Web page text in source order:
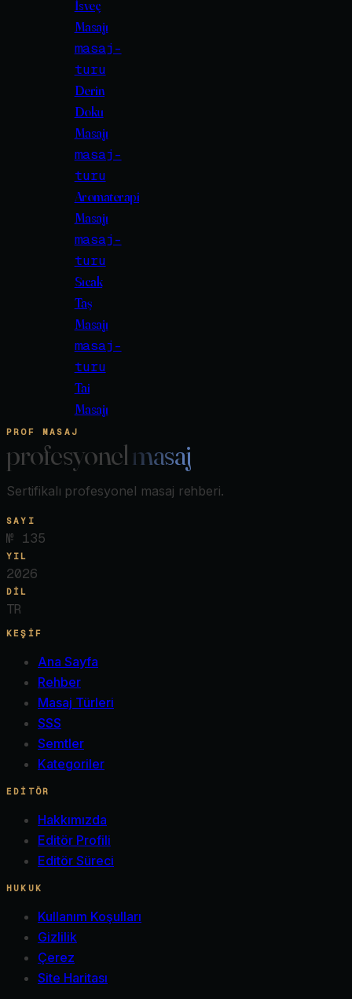
İsveç
Masajı
masaj-
turu
Derin
Doku
Masajı
masaj-
turu
Aromaterapi
Masajı
masaj-
turu
Sıcak
Taş
Masajı
masaj-
turu
Tai
Masajı
PROF MASAJ
profesyonelmasaj
Sertifikalı profesyonel masaj rehberi.
SAYI
№ 135
YIL
2026
DIL
TR
KEŞIF
Ana Sayfa
Rehber
Masaj Türleri
SSS
Semtler
Kategoriler
EDITÖR
Hakkımızda
Editör Profili
Editör Süreci
HUKUK
Kullanım Koşulları
Gizlilik
Çerez
Site Haritası